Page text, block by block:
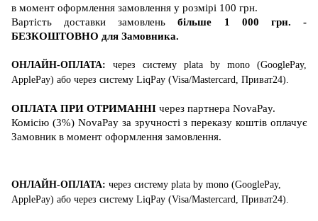
в момент оформлення замовлення у розмірі 100 грн.
Вартість доставкизамовленьбільше 1 000 грн. -
БЕЗКОШТОВНО для Замовника.
ОНЛАЙН-ОПЛАТА: через систему plata by mono (GooglePay,
ApplePay) або через систему LiqPay (Visa/Mastercard , Приват24)
ОПЛАТА ПРИ ОТРИМАННІ через партнера NovaPay.
Комісію (3%) NovaPay за зручності з переказу коштів оплачує
Замовник в момент оформлення замовлення.
ОНЛАЙН-ОПЛАТА: через систему plata by mono (GooglePay,
ApplePay) або через систему LiqPay (Visa/Mastercard , Приват24)